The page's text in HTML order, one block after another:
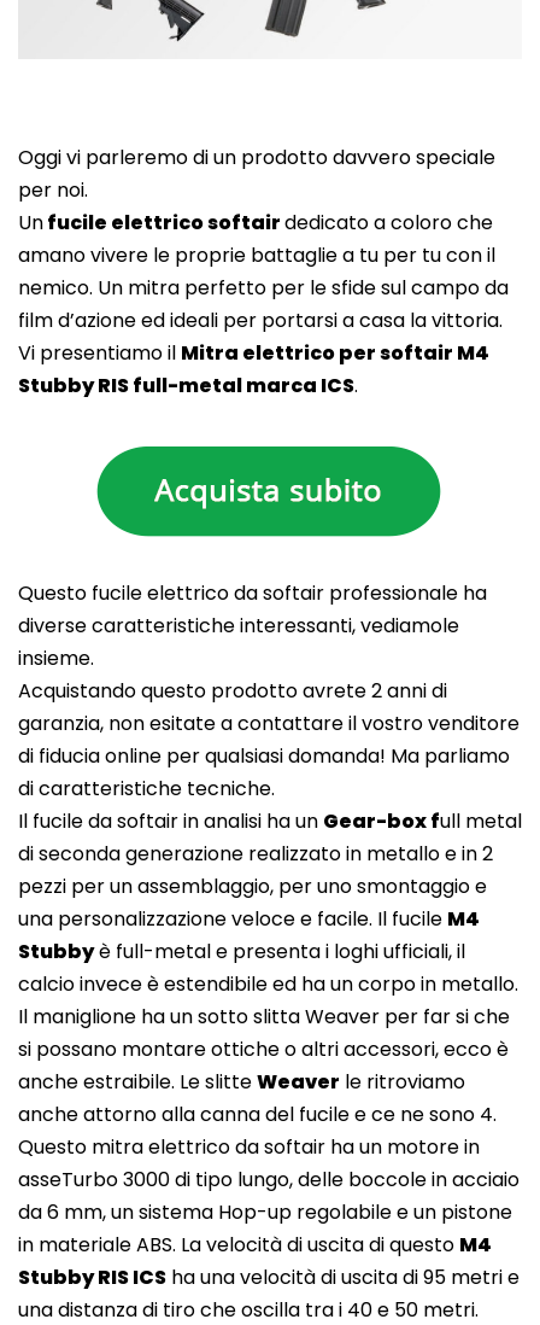
Oggi vi parleremo di un prodotto davvero speciale
per noi.
Unfucile elettrico softairdedicato a coloro che
amano vivere le proprie battaglie a tu per tu con il
nemico. Un mitra perfetto per le sfide sul campo da
film d’azione ed ideali per portarsi a casa la vittoria.
Vi presentiamo il Mitra elettrico per softair M4
Stubby RIS full-metal marca ICS.
Questo fucile elettrico da softair professionale ha
diverse caratteristiche interessanti, vediamole
insieme.
Acquistando questo prodotto avrete 2 anni di
garanzia, non esitate a contattare il vostro venditore
di fiducia online per qualsiasi domanda! Ma parliamo
di caratteristiche tecniche.
Il fucile da softair in analisi ha un Gear-box full metal
di seconda generazione realizzato in metallo e in 2
pezzi per un assemblaggio, per uno smontaggio e
una personalizzazione veloce e facile. Il fucile M4
Stubbyè full-metal e presenta i loghi ufficiali, il
calcio invece è estendibile ed ha un corpo in metallo.
Il maniglione ha un sotto slitta Weaver per far si che
si possano montare ottiche o altri accessori, ecco è
anche estraibile. Le slitteWeaver le ritroviamo
anche attorno alla canna del fucile e ce ne sono 4.
Questo mitra elettrico da softair ha un motore in
asseTurbo 3000 di tipo lungo, delle boccole in acciaio
da 6 mm, un sistema Hop-up regolabile e un pistone
in materiale ABS. La velocità di uscita di questo M4
Stubby RIS ICS ha una velocità di uscita di 95 metri e
una distanza di tiro che oscilla tra i 40 e 50 metri.